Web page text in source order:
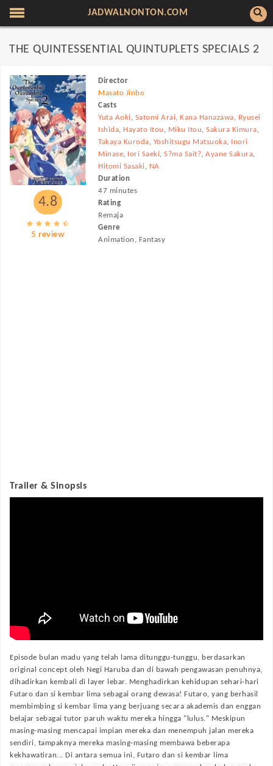
JADWALNONTON.COM
THE QUINTESSENTIAL QUINTUPLETS SPECIALS 2
4.8
5 review
Director
Masato Jinbo
Casts
Yuta Aoki, Satomi Arai,Kana Hanazawa, Ryusei
Ishida, Hayato Itou , Miku Itou,Sakura Kimura,
Takaya Kuroda, Yoshitsugu Matsuoka, Inori
Minase, Iori Saeki,S?ma Sait?,Ayane Sakura,
Hitomi Sasaki, NA
Duration
47 minutes
Rating
Remaja
Genre
Animation, Fantasy
Trailer & Sinopsis
Episode bulan madu yang telah lama ditunggu-tunggu, berdasarkan
original concept oleh Negi Haruba dan di bawah pengawasan penuhnya,
dihadirkan kembali di layer lebar. Menghadirkan kehidupan sehari-hari
Futaro dan si kembar lima sebagai orang dewasa! Futaro, yang berhasil
membimbing si kembar lima yang berjuang secara akademis dan enggan
belajar sebagai tutor paruh waktu mereka hingga "lulus." Meskipun
masing-masing mencapai impian mereka dan menempuh jalan mereka
sendiri, tampaknya mereka masing-masing membawa beberapa
kekhawatiran... Di antara semua ini, Futaro dan si kembar lima